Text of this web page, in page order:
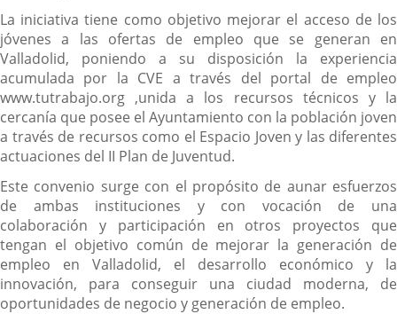
externa.
La iniciativa tiene como objetivo mejorar el acceso de los
jóvenes a las ofertas de empleo que se generan en
Valladolid, poniendo a su disposición la experiencia
acumulada por la CVE a través del portal de empleo
www.tutrabajo.org ,unida a los recursos técnicos y la
cercanía que posee el Ayuntamiento con la población joven
a través de recursos como el Espacio Joven y las diferentes
actuaciones del II Plan de Juventud.
Este convenio surge con el propósito de aunar esfuerzos
de ambas instituciones y con vocación de una
colaboración y participación en otros proyectos que
tengan el objetivo común de mejorar la generación de
empleo en Valladolid, el desarrollo económico y la
innovación, para conseguir una ciudad moderna, de
oportunidades de negocio y generación de empleo.